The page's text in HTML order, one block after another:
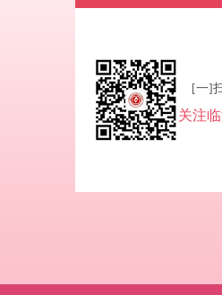
[一]
关注